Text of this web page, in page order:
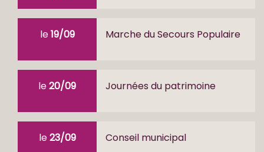
le19/09 Marche du Secours Populaire
le20/09 Journées du patrimoine
le23/09 Conseil municipal